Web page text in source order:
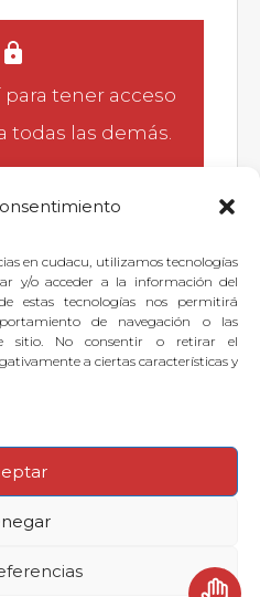
en cudacu, utilizamos tecnologías
y/o acceder a la información del
estas tecnologías nos permitirá
de navegación o las
sitio. No consentir o retirar el
a ciertas características y
para tener acceso
todas las demás.
tu pregunta para
identificarteo
.
Cudacu